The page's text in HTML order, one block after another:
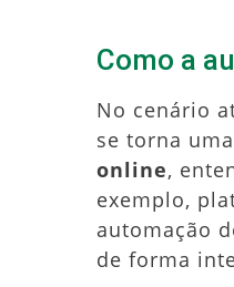
Como a
No cenário
se torna
online,
exemplo,
automação
de forma